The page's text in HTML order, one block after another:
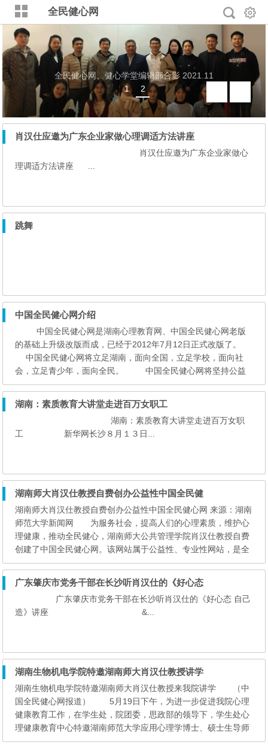
全民健心网
全民健心网、健心学堂编辑部合影 2021.11
1
2
肖汉仕应邀为广东企业家做心理调适方法讲座
肖汉仕应邀为广东企业家做心
理调适方法讲座 ...
跳舞
中国全民健心网介绍
中国全民健心网是湖南心理教育网、中国全民健心网老版
的基础上升级改版而成，已经于2012年7月12日正式改版了。
中国全民健心网将立足湖南，面向全国，立足学校，面向社
会，立足青少年，面向全民。 中国全民健心网将坚持公益
性、学术性、专业性、实用性，力争成为全国心理工作者的舞
台，网友获得心理保健智慧的平台。 &nbs...
湖南：素质教育大讲堂走进百万女职工
湖南：素质教育大讲堂走进百万女职
工 新华网长沙８月１３日...
湖南师大肖汉仕教授自费创办公益性中国全民健
湖南师大肖汉仕教授自费创办公益性中国全民健心网 来源：湖南
师范大学新闻网 为服务社会，提高人们的心理素质，维护心
理健康，推动全民健心，湖南师大公共管理学院肖汉仕教授自费
创建了中国全民健心网。该网站属于公益性、专业性网站，是全
国专业心理工作者展示风采的舞台，也是各行各业、各年龄段的
人群获取育心、护心智慧的平台。 &nbs...
广东肇庆市党务干部在长沙听肖汉仕的《好心态
广东肇庆市党务干部在长沙听肖汉仕的《好心态 自己
造》讲座 &...
湖南生物机电学院特邀湖南师大肖汉仕教授讲学
湖南生物机电学院特邀湖南师大肖汉仕教授来我院讲学 （中
国全民健心网报道） 5月19日下午，为进一步促进我院心理
健康教育工作，在学生处，院团委，思政部的领导下，学生处心
理健康教育中心特邀湖南师范大学应用心理学博士、硕士生导师
肖汉仕教授在图书馆报告厅为全院辅导员、班主任、心理健康教